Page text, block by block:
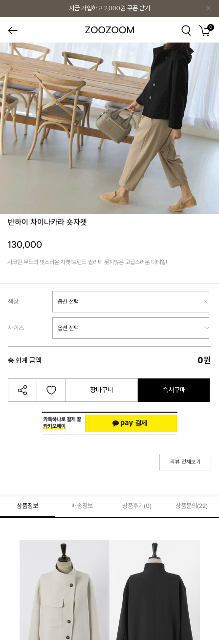
지금 가입하고 2,000원 쿠폰 받기
0
반하이 차이나카라 숏자켓
130,000
시크한 무드의 멋스러운 자켓!브랜드 퀄리티 못지않은 고급스러운 디테일!
색상
사이즈
총 합계 금액 0원
장바구니 즉시구매
리뷰 전체보기
상품정보 배송정보 상품후기(0) 상품문의 (22)